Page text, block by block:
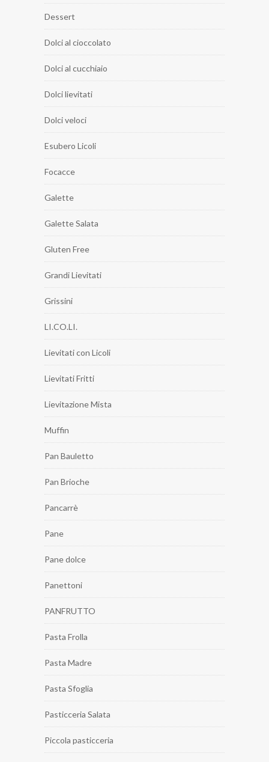
Dessert
Dolci al cioccolato
Dolci al cucchiaio
Dolci lievitati
Dolci veloci
Esubero Licoli
Focacce
Galette
Galette Salata
Gluten Free
Grandi Lievitati
Grissini
LI.CO.LI.
Lievitati con Licoli
Lievitati Fritti
Lievitazione Mista
Muffin
Pan Bauletto
Pan Brioche
Pancarrè
Pane
Pane dolce
Panettoni
PANFRUTTO
Pasta Frolla
Pasta Madre
Pasta Sfoglia
Pasticceria Salata
Piccola pasticceria